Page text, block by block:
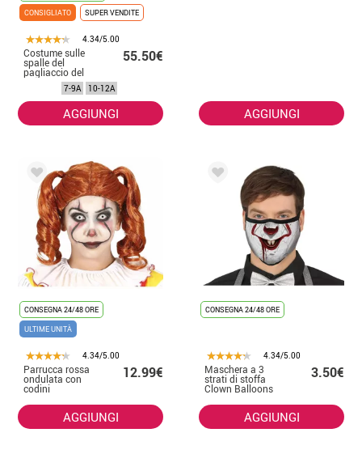
CONSIGLIATO
SUPER VENDITE
4.34/5.00
Costume sulle
spalle del
pagliaccio del
terrore per
55.50€
7-9A 10-12A
AGGIUNGI AGGIUNGI
CONSEGNA 24/48 ORE
ULTIME UNITÀ
4.34/5.00
Parrucca rossa
ondulata con
codini
12.99€
AGGIUNGI
CONSEGNA 24/48 ORE
4.34/5.00
Maschera a 3
strati di stoffa
Clown Balloons
3.50€
AGGIUNGI